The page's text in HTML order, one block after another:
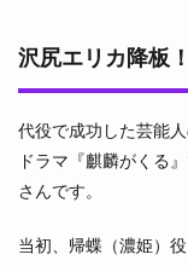
沢尻エリカ降板
代役で成功した芸能
ドラマ『麒麟がくる
さんです。
当初、帰蝶（濃姫）